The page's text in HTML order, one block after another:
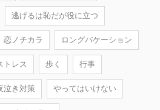
逃げるは恥だが役に立つ
恋ノチカラ ロングバケーション
トレス 歩く 行事
泣き対策 やってはいけない